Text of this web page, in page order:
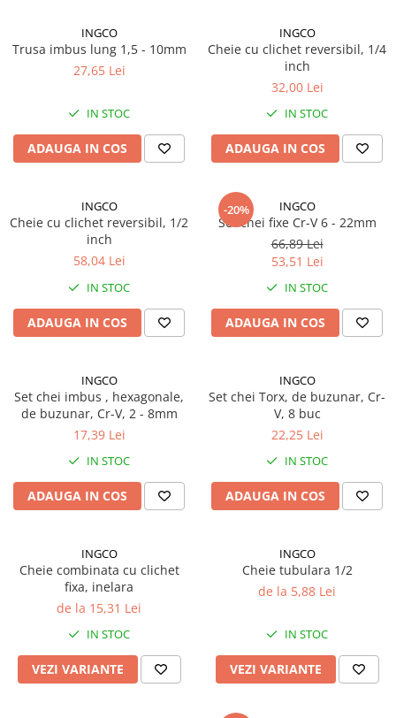
Lampi Fata cu Bec & Semnalizare
Lampi Fata LED & Semnalizare
Lampi Spate cu Bec & Triple
Seturi Lampi Spate Triple
Lumini de Zi, DRL
Proiectoare suplimentare, Camion,
Off Road
Proiectoare Full LED
Proiectoare Halogen plus LED
Dispozitive Avertizare
Accesorii Goarne Pneumatice
Autocolante reflectorizante si
Avertizare sonora
Claxoane Auto si Semnale Electrice
de Avertizare
Girofaruri auto si camion
Kituri Instalare Goarne
Pneumatice
Rampe luminoase girofar
Rezistoare CANBUS LED
Stroboscoape Auto
Suporturi pentru girofare auto si
INGCO
Trusa imbus lung 1,5 - 10mm
27,65 Lei
IN STOC
ADAUGA IN COS
INGCO
Cheie cu clichet reversibil, 1/4
inch
32,00 Lei
IN STOC
ADAUGA IN COS
INGCO
Cheie cu clichet reversibil, 1/2
inch
58,04 Lei
IN STOC
ADAUGA IN COS
-20% INGCO
Set chei fixe Cr-V 6 - 22mm
66,89 Lei
53,51 Lei
IN STOC
ADAUGA IN COS
INGCO
Set chei imbus , hexagonale,
de buzunar, Cr-V, 2 - 8mm
17,39 Lei
IN STOC
ADAUGA IN COS
INGCO
Set chei Torx, de buzunar, Cr-
V, 8 buc
22,25 Lei
IN STOC
ADAUGA IN COS
INGCO
Cheie combinata cu clichet
fixa, inelara
de la 15,31 Lei
IN STOC
VEZI VARIANTE
INGCO
Cheie tubulara 1/2
de la 5,88 Lei
IN STOC
VEZI VARIANTE